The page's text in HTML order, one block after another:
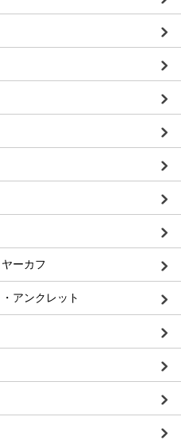
ーカフ
アンクレット